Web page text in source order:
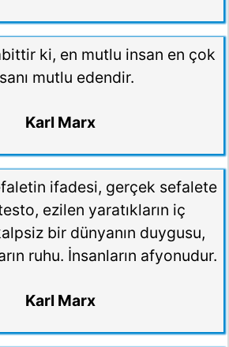
ki, en mutlu insan en çok
mutlu edendir.
Karl Marx
ifadesi, gerçek sefalete
ezilen yaratıkların iç
bir dünyanın duygusu,
ruhu. İnsanların afyonudur.
Karl Marx